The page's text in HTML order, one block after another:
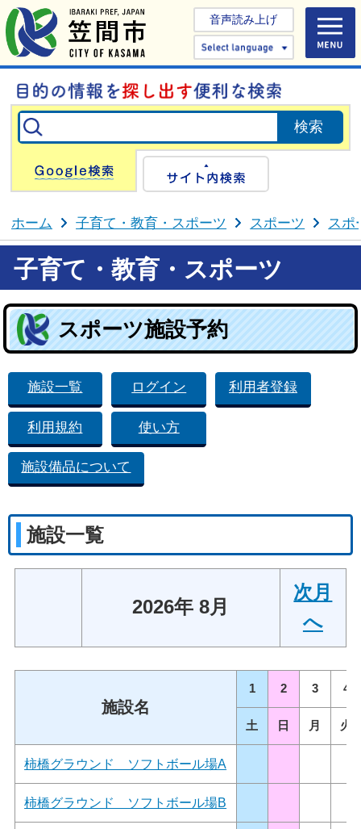
音声読み上げ
Select
Google検索
ホーム 子育て・教育・スポーツ スポーツ スポ
子育て・教育・スポーツ
スポーツ施設予約
施設一覧 ログイン 利用者登録
利用規約 使い方
施設備品について
施設一覧
2026年 8月
次月
へ
施設名
1 2 3 4
土 日 月 火
柿橋グラウンド ソフトボール場A
柿橋グラウンド ソフトボール場B